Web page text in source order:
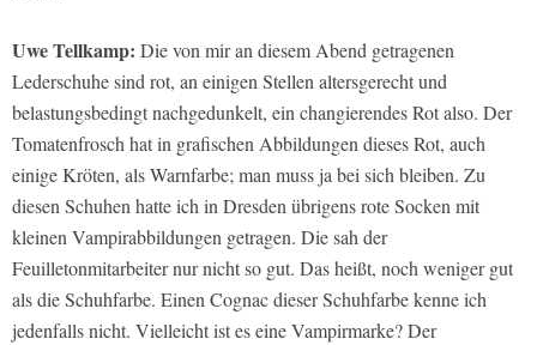
Uwe Tellkamp: Die von mir an diesem Abend getragenen
Lederschuhe sind rot, an einigen Stellen altersgerecht und
belastungsbedingt nachgedunkelt, ein changierendes Rot also. Der
Tomatenfrosch hat in grafischen Abbildungen dieses Rot, auch
einige Kröten, als Warnfarbe; man muss ja bei sich bleiben. Zu
diesen Schuhen hatte ich in Dresden übrigens rote Socken mit
kleinen Vampirabbildungen getragen. Die sah der
Feuilletonmitarbeiter nur nicht so gut. Das heißt, noch weniger gut
als die Schuhfarbe. Einen Cognac dieser Schuhfarbe kenne ich
jedenfalls nicht. Vielleicht ist es eine Vampirmarke? Der